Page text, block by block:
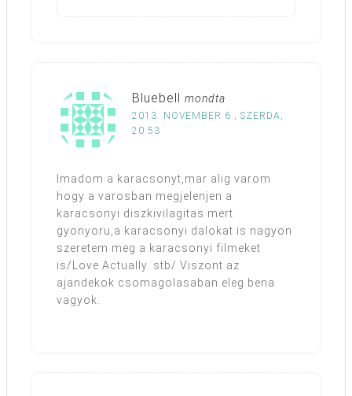
Bluebell mondta
2013. NOVEMBER 6., SZERDA,
20:53
Imadom a karacsonyt,mar alig varom
hogy a varosban megjelenjen a
karacsonyi diszkivilagitas mert
gyonyoru,a karacsonyi dalokat is nagyon
szeretem meg a karacsonyi filmeket
is/Love Actually..stb/.Viszont az
ajandekok csomagolasaban eleg bena
vagyok.